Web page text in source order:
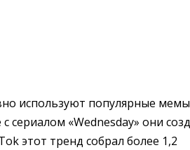
используют популярные
сериалом «Wednesday» они
этот тренд собрал более 1,2